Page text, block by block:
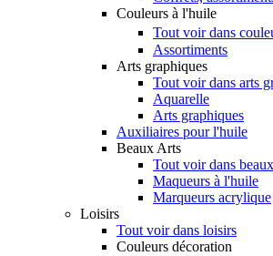
Couleurs à l'huile
Tout voir dans
Assortiments
Arts graphiques
Tout voir dans arts
Aquarelle
Arts graphiques
Auxiliaires pour l'huile
Beaux Arts
Tout voir dans
Maqueurs à l'huile
Marqueurs acrylique
Loisirs
Tout voir dans loisirs
Couleurs décoration